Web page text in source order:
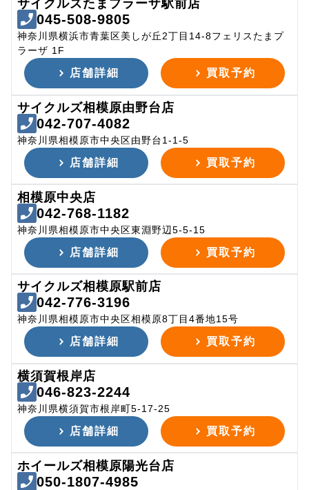
サイクルズたまプラーザ駅前店
045-508-9805
神奈川県横浜市青葉区美しが丘2丁目14-8フェリスたまプ
ラーザ 1F
店舗詳細 買取予約
サイクルズ相模原由野台店
042-707-4082
神奈川県相模原市中央区由野台1-1-5
店舗詳細 買取予約
相模原中央店
042-768-1182
神奈川県相模原市中央区東淵野辺5-5-15
店舗詳細 買取予約
サイクルズ相模原駅前店
042-776-3196
神奈川県相模原市中央区相模原8丁目4番地15号
店舗詳細 買取予約
横須賀根岸店
046-823-2244
神奈川県横須賀市根岸町5-17-25
店舗詳細 買取予約
ホイールズ相模原陽光台店
050-1807-4985